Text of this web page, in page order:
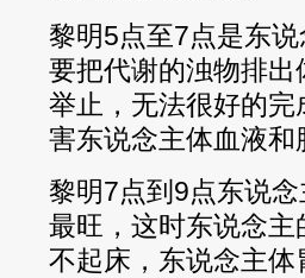
黎明5点至7点是东
要把代谢的浊物排
举止，无法很好的
害东说念主体血液和
黎明7点到9点东说
最旺，这时东说念
不起床，东说念主